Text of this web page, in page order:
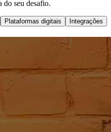
do seu desafio.
Plataformas digitais
Integrações